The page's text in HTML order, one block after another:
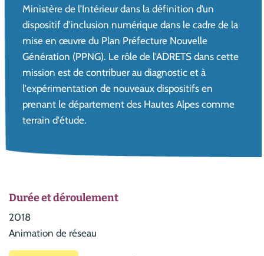
Ministère de l’Intérieur dans la définition d’un
dispositif d’inclusion numérique dans le cadre de la
mise en œuvre du Plan Préfecture Nouvelle
Génération (PPNG). Le rôle de l'ADRETS dans cette
mission est de contribuer au diagnostic et à
l'expérimentation de nouveaux dispositifs en
prenant le département des Hautes Alpes comme
terrain d'étude.
Durée et déroulement
2018
Animation de réseau